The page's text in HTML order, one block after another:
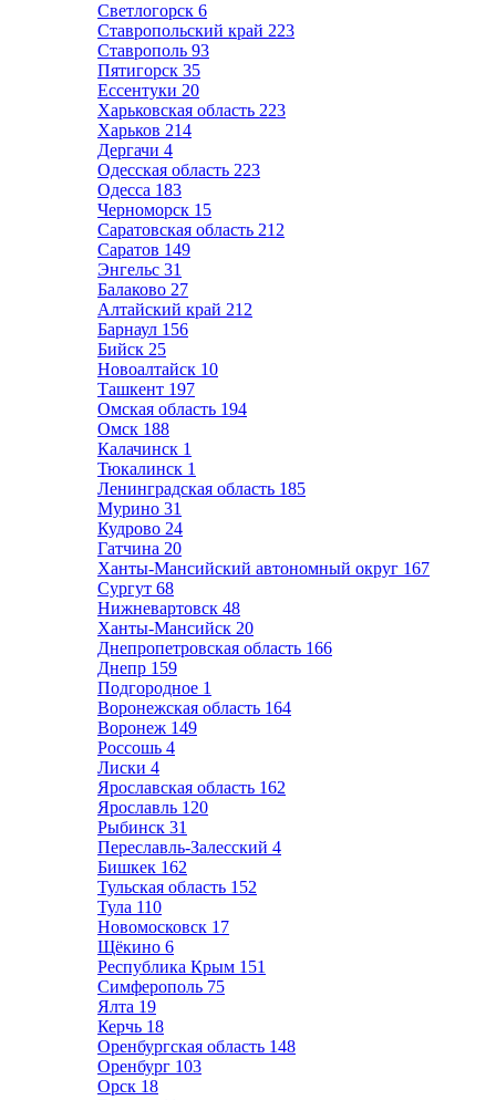
Светлогорск 6
Ставропольский край 223
Ставрополь 93
Пятигорск 35
Ессентуки 20
Харьковская область 223
Харьков 214
Дергачи 4
Одесская область 223
Одесса 183
Черноморск 15
Саратовская область 212
Саратов 149
Энгельс 31
Балаково 27
Алтайский край 212
Барнаул 156
Бийск 25
Новоалтайск 10
Ташкент 197
Омская область 194
Омск 188
Калачинск 1
Тюкалинск 1
Ленинградская область 185
Мурино 31
Кудрово 24
Гатчина 20
Ханты-Мансийский автономный округ 167
Сургут 68
Нижневартовск 48
Ханты-Мансийск 20
Днепропетровская область 166
Днепр 159
Подгородное 1
Воронежская область 164
Воронеж 149
Россошь 4
Лиски 4
Ярославская область 162
Ярославль 120
Рыбинск 31
Переславль-Залесский 4
Бишкек 162
Тульская область 152
Тула 110
Новомосковск 17
Щёкино 6
Республика Крым 151
Симферополь 75
Ялта 19
Керчь 18
Оренбургская область 148
Оренбург 103
Орск 18